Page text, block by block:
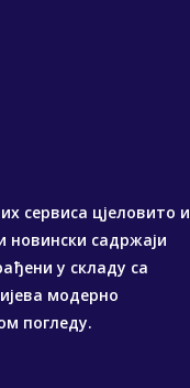
сервиса цјеловито и
новински садржаји
у складу са
модерно
погледу.